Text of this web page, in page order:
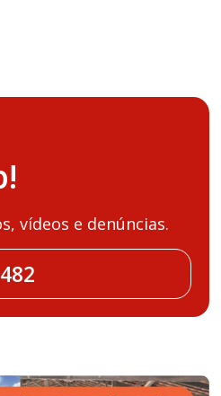
vídeos e denúncias.